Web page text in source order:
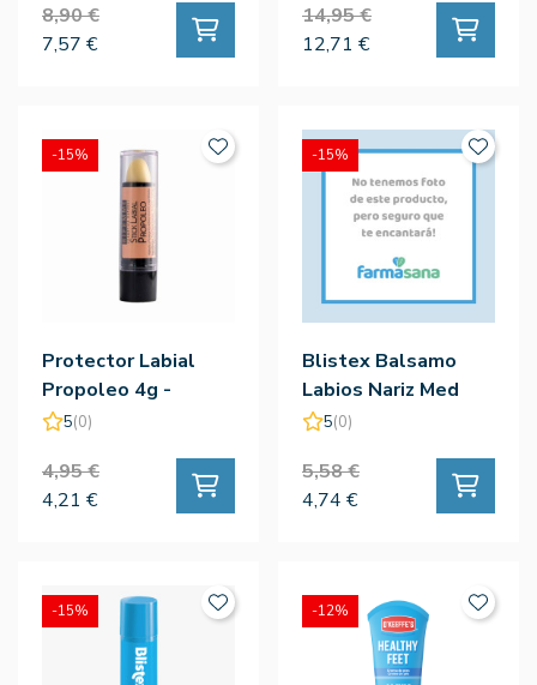
8,90 €
7,57 €
14,95 €
12,71 €
Protector Labial
Propoleo 4g -
Bifemme
5(0)
4,95 €
4,21 €
-15%
Blistex Balsamo
Labios Nariz Med
Plus Cajita
5(0)
5,58 €
4,74 €
-15%
-15% -12%